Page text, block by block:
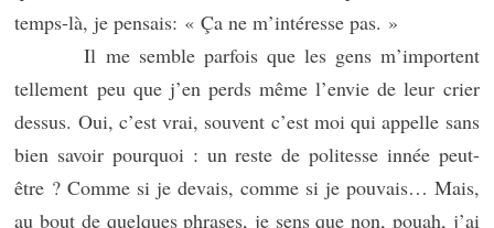
temps-là, je pensais: « Ça ne m’intéresse pas. »
Il me semble parfois que les gens m’importent
tellement peu que j’en perds même l’envie de leur crier
dessus. Oui, c’est vrai, souvent c’est moi qui appelle sans
bien savoir pourquoi : un reste de politesse innée peut-
être ? Comme si je devais, comme si je pouvais… Mais,
au bout de quelques phrases, je sens que non, pouah, j’ai